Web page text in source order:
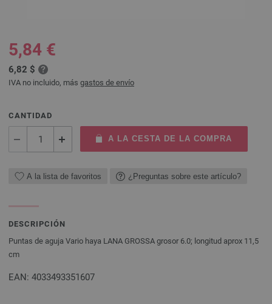
5,84 €
6,82 $
IVA no incluido, más gastos de envío
CANTIDAD
A LA CESTA DE LA COMPRA
A la lista de favoritos ¿Preguntas sobre este artículo?
DESCRIPCIÓN
Puntas de aguja Vario haya LANA GROSSA grosor 6.0; longitud aprox 11,5
cm
EAN: 4033493351607